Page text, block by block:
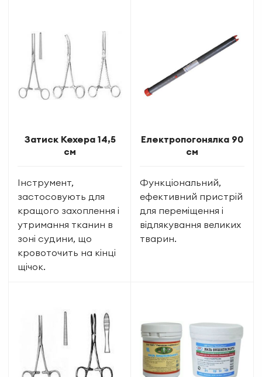
Затиск Кехера 14,5
см
Інструмент,
застосовують для
кращого захоплення і
утримання тканин в
зоні судини, що
кровоточить на кінці
щічок.
Електропогонялка 90
см
Функціональний,
ефективний пристрій
для переміщення і
відлякування великих
тварин.